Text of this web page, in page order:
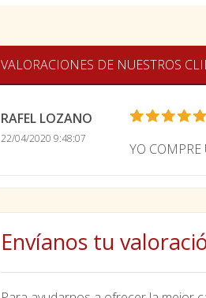
VALORACIONES DE NUESTROS
RAFEL LOZANO
22/04/2020 9:48:07
YO
Envíanos tu